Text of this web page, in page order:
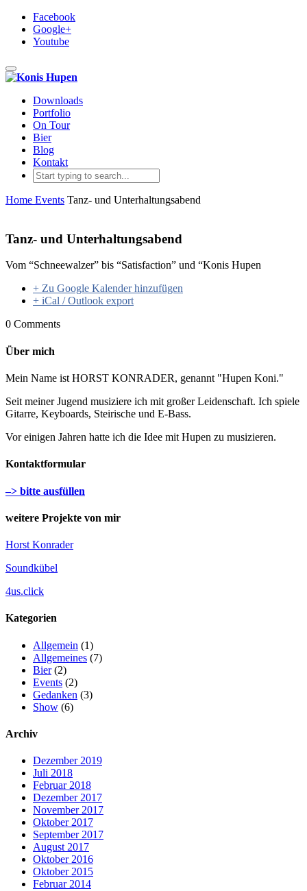
Facebook
Google+
Youtube
Toggle navigation
Downloads
Portfolio
On Tour
Bier
Blog
Kontakt
Home Events Tanz- und Unterhaltungsabend
Tanz- und Unterhaltungsabend
Vom “Schneewalzer” bis “Satisfaction” und “Konis Hupen
+ Zu Google Kalender hinzufügen
+ iCal / Outlook export
0 Comments
Über mich
Mein Name ist HORST KONRADER, genannt "Hupen Koni."
Seit meiner Jugend musiziere ich mit großer Leidenschaft. Ich spiele
Gitarre, Keyboards, Steirische und E-Bass.
Vor einigen Jahren hatte ich die Idee mit Hupen zu musizieren.
Kontaktformular
–> bitte ausfüllen
weitere Projekte von mir
Horst Konrader
Soundkübel
4us.click
Kategorien
Allgemein (1)
Allgemeines (7)
Bier(2)
Events (2)
Gedanken (3)
Show (6)
Archiv
Dezember 2019
Juli 2018
Februar 2018
Dezember 2017
November 2017
Oktober 2017
September 2017
August 2017
Oktober 2016
Oktober 2015
Februar 2014